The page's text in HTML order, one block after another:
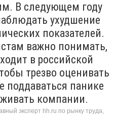
В следующем году
ухудшение
показателей.
важно понимать,
в российской
трезво оценивать
поддаваться панике
компании.
эксперт hh.ru по рынку труда,